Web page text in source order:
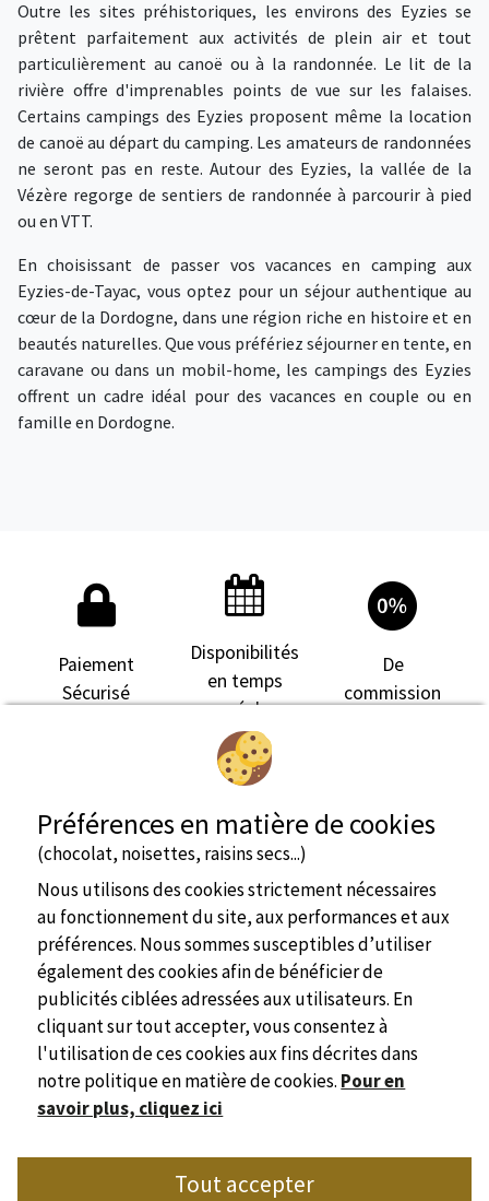
Outre les sites préhistoriques, les environs des Eyzies se
prêtent parfaitement aux activités de plein air et tout
particulièrement au canoë ou à la randonnée. Le lit de la
rivière offre d'imprenables points de vue sur les falaises.
Certains campings des Eyzies proposent même la location
de canoë au départ du camping. Les amateurs de randonnées
ne seront pas en reste. Autour des Eyzies, la vallée de la
Vézère regorge de sentiers de randonnée à parcourir à pied
ou en VTT.
En choisissant de passer vos vacances en camping aux
Eyzies-de-Tayac, vous optez pour un séjour authentique au
cœur de la Dordogne, dans une région riche en histoire et en
beautés naturelles. Que vous préfériez séjourner en tente, en
caravane ou dans un mobil-home, les campings des Eyzies
offrent un cadre idéal pour des vacances en couple ou en
famille en Dordogne.
Paiement
Sécurisé
Disponibilités
en temps
réel
De
commission
Site officiel
Syndicat de l'Hôtellerie de Plein Air de Dordogne
Préférences en matière de cookies
(chocolat, noisettes, raisins secs...)
Nous utilisons des cookies strictement nécessaires
au fonctionnement du site, aux performances et aux
préférences. Nous sommes susceptibles d’utiliser
également des cookies afin de bénéficier de
publicités ciblées adressées aux utilisateurs. En
cliquant sur tout accepter, vous consentez à
l'utilisation de ces cookies aux fins décrites dans
notre politique en matière de cookies. Pour en
savoir plus, cliquez ici
Tout accepter